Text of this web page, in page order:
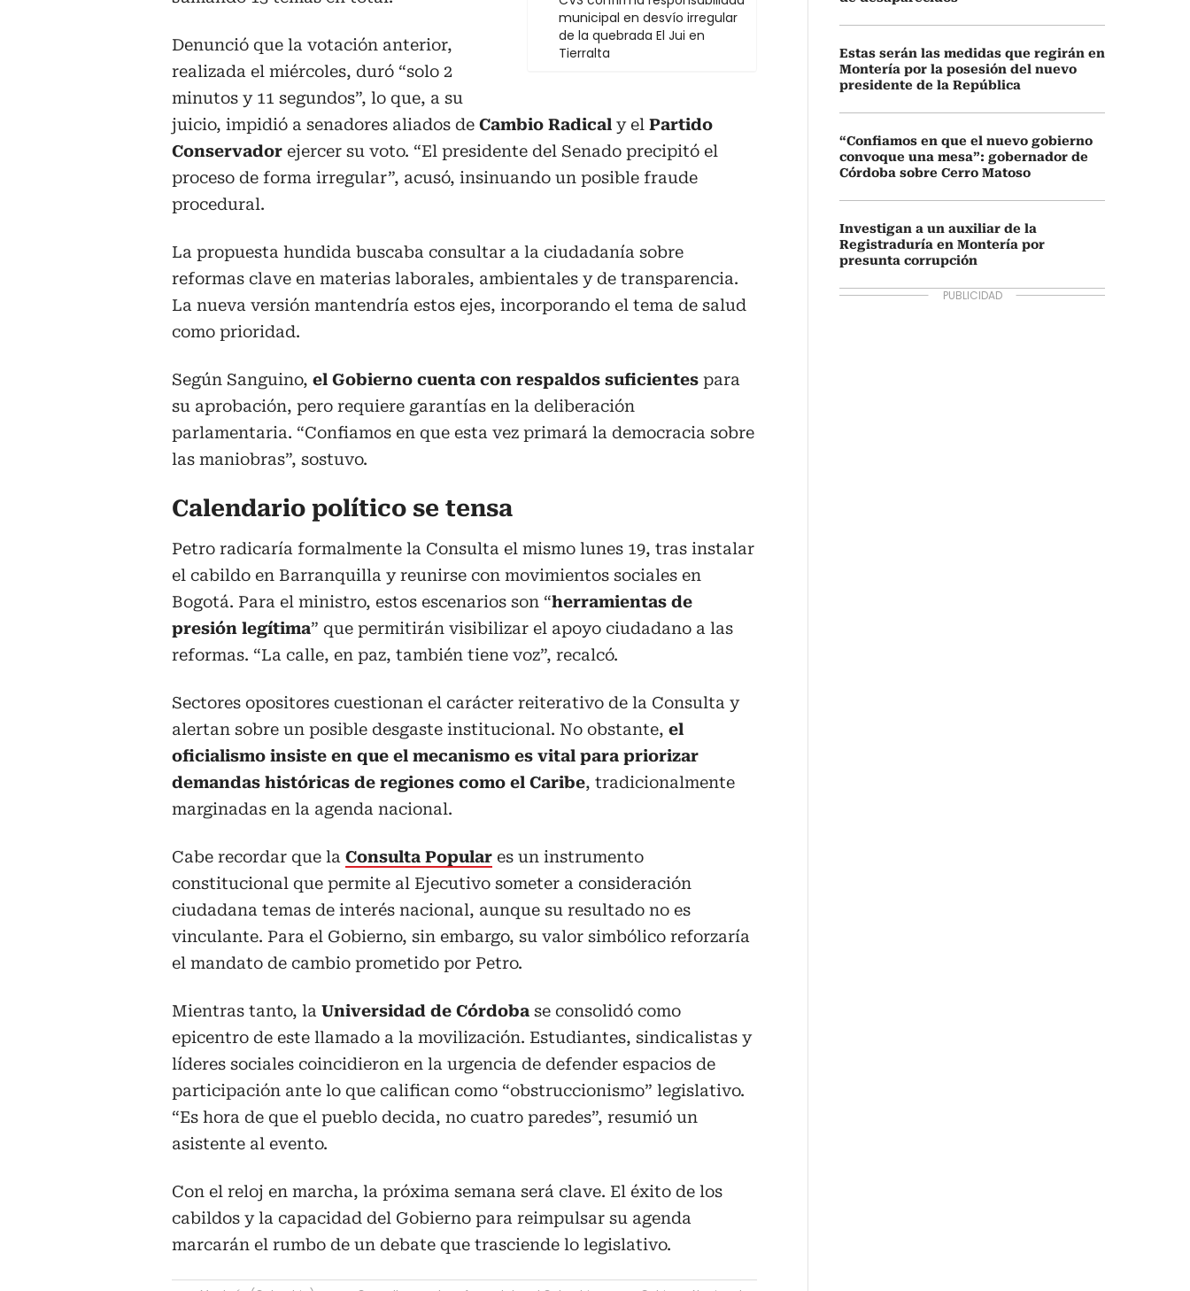
municipal en desvío irregular
de la quebrada El Jui en
Tierralta
Denunció que la votación anterior,
realizada el miércoles, duró “solo 2
minutos y 11 segundos”, lo que, a su
juicio, impidió a senadores aliados de Cambio Radical y el Partido
Conservador ejercer su voto. “El presidente del Senado precipitó el
proceso de forma irregular”, acusó, insinuando un posible fraude
procedural.
La propuesta hundida buscaba consultar a la ciudadanía sobre
reformas clave en materias laborales, ambientales y de transparencia.
La nueva versión mantendría estos ejes, incorporando el tema de salud
como prioridad.
Según Sanguino, el Gobierno cuenta con respaldos suficientes para
su aprobación, pero requiere garantías en la deliberación
parlamentaria. “Confiamos en que esta vez primará la democracia sobre
las maniobras”, sostuvo.
Calendario político se tensa
Petro radicaría formalmente la Consulta el mismo lunes 19, tras instalar
el cabildo en Barranquilla y reunirse con movimientos sociales en
Bogotá. Para el ministro, estos escenarios son “herramientas de
presión legítima” que permitirán visibilizar el apoyo ciudadano a las
reformas. “La calle, en paz, también tiene voz”, recalcó.
Sectores opositores cuestionan el carácter reiterativo de la Consulta y
alertan sobre un posible desgaste institucional. No obstante, el
oficialismo insiste en que el mecanismo es vital para priorizar
demandas históricas de regiones como el Caribe, tradicionalmente
marginadas en la agenda nacional.
Cabe recordar que la Consulta Popular es un instrumento
constitucional que permite al Ejecutivo someter a consideración
ciudadana temas de interés nacional, aunque su resultado no es
vinculante. Para el Gobierno, sin embargo, su valor simbólico reforzaría
el mandato de cambio prometido por Petro.
Mientras tanto, la Universidad de Córdoba se consolidó como
epicentro de este llamado a la movilización. Estudiantes, sindicalistas y
líderes sociales coincidieron en la urgencia de defender espacios de
participación ante lo que califican como “obstruccionismo” legislativo.
“Es hora de que el pueblo decida, no cuatro paredes”, resumió un
asistente al evento.
Con el reloj en marcha, la próxima semana será clave. El éxito de los
cabildos y la capacidad del Gobierno para reimpulsar su agenda
marcarán el rumbo de un debate que trasciende lo legislativo.
Estas serán las medidas que regirán en
Montería por la posesión del nuevo
presidente de la República
“Confiamos en que el nuevo gobierno
convoque una mesa”: gobernador de
Córdoba sobre Cerro Matoso
Investigan a un auxiliar de la
Registraduría en Montería por
presunta corrupción